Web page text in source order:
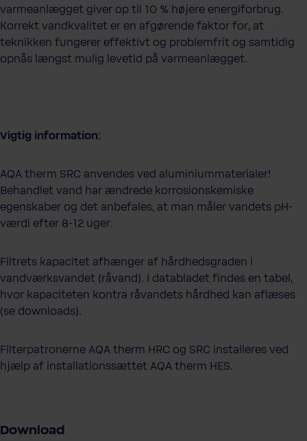
varmeanlægget giver op til 10 % højere energiforbrug.
Korrekt vandkvalitet er en afgørende faktor for, at
teknikken fungerer effektivt og problemfrit og samtidig
opnås længst mulig levetid på varmeanlægget.
Vigtig information:
AQA therm SRC anvendes ved aluminiummaterialer!
Behandlet vand har ændrede korrosionskemiske
egenskaber og det anbefales, at man måler vandets pH-
værdi efter 8-12 uger.
Filtrets kapacitet afhænger af hårdhedsgraden i
vandværksvandet (råvand). I databladet findes en tabel,
hvor kapaciteten kontra råvandets hårdhed kan aflæses
(se downloads).
Filterpatronerne AQA therm HRC og SRC installeres ved
hjælp af installationssættet AQA therm HES.
Download